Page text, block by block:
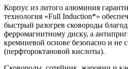
Корпус из литого алюминия
технология «Full Induction*»
быстрый разогрев сковороды
ферромагнитному диску, а
кремниевой основе безопасно и не
(перфтороктановой кислоты).